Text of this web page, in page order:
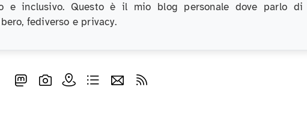
e inclusivo. Questo è il mio blog personale dove parlo di
fediverso e privacy.